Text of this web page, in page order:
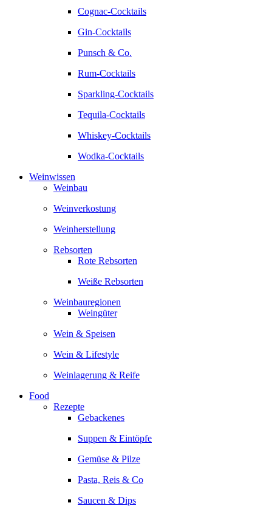
Cognac-Cocktails
Gin-Cocktails
Punsch & Co.
Rum-Cocktails
Sparkling-Cocktails
Tequila-Cocktails
Whiskey-Cocktails
Wodka-Cocktails
Weinwissen
Weinbau
Weinverkostung
Weinherstellung
Rebsorten
Rote Rebsorten
Weiße Rebsorten
Weinbauregionen
Weingüter
Wein & Speisen
Wein & Lifestyle
Weinlagerung & Reife
Food
Rezepte
Gebackenes
Suppen & Eintöpfe
Gemüse & Pilze
Pasta, Reis & Co
Saucen & Dips